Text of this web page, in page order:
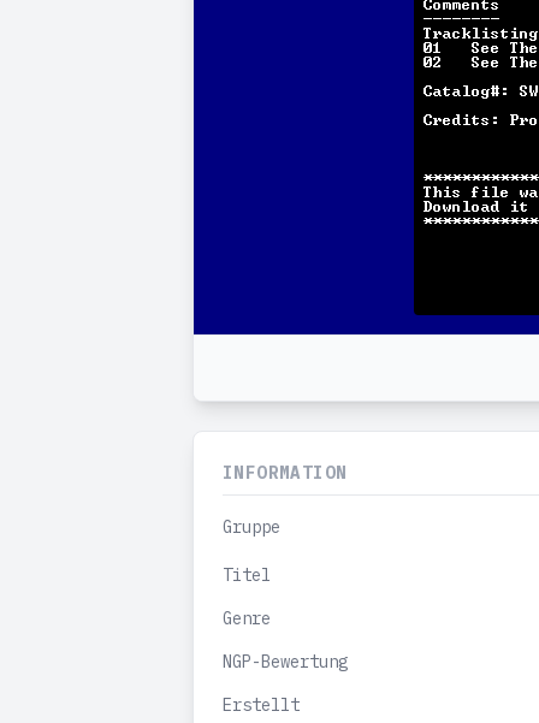
INFORMATION
Gruppe
Titel
Genre
NGP-Bewertung
Erstellt